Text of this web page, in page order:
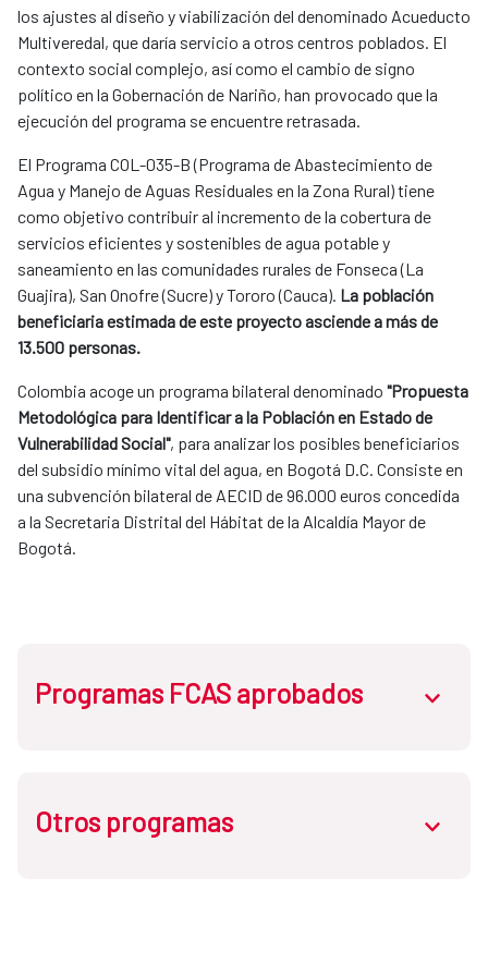
los ajustes al diseño y viabilización del denominado Acueducto
Multiveredal, que daría servicio a otros centros poblados. El
contexto social complejo, así como el cambio de signo
político en la Gobernación de Nariño, han provocado que la
ejecución del programa se encuentre retrasada.
El Programa COL-035-B (Programa de Abastecimiento de
Agua y Manejo de Aguas Residuales en la Zona Rural) tiene
como objetivo contribuir al incremento de la cobertura de
servicios eficientes y sostenibles de agua potable y
saneamiento en las comunidades rurales de Fonseca (La
Guajira), San Onofre (Sucre) y Tororo (Cauca). La población
beneficiaria estimada de este proyecto asciende a más de
13.500 personas.
Colombia acoge un programa bilateral denominado "Propuesta
Metodológica para Identificar a la Población en Estado de
Vulnerabilidad Social", para analizar los posibles beneficiarios
del subsidio mínimo vital del agua, en Bogotá D.C. Consiste en
una subvención bilateral de AECID de 96.000 euros concedida
a la Secretaria Distrital del Hábitat de la Alcaldía Mayor de
Bogotá.
Programas FCAS aprobados
Programa COL-036-B: Ampliación de la
Otros programas